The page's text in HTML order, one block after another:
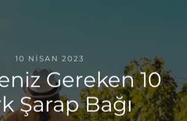
10 NISAN 2023
Gereken 10
Şarap Bağı